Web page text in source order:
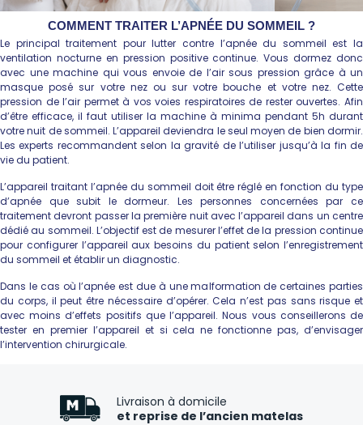
COMMENT TRAITER L’APNÉE DU SOMMEIL ?
Le principal traitement pour lutter contre l’apnée du sommeil est la
ventilation nocturne en pression positive continue. Vous dormez donc
avec une machine qui vous envoie de l’air sous pression grâce à un
masque posé sur votre nez ou sur votre bouche et votre nez. Cette
pression de l’air permet à vos voies respiratoires de rester ouvertes. Afin
d’être efficace, il faut utiliser la machine à minima pendant 5h durant
votre nuit de sommeil. L’appareil deviendra le seul moyen de bien dormir.
Les experts recommandent selon la gravité de l’utiliser jusqu’à la fin de
vie du patient.
L’appareil traitant l’apnée du sommeil doit être réglé en fonction du type
d’apnée que subit le dormeur. Les personnes concernées par ce
traitement devront passer la première nuit avec l’appareil dans un centre
dédié au sommeil. L’objectif est de mesurer l’effet de la pression continue
pour configurer l’appareil aux besoins du patient selon l’enregistrement
du sommeil et établir un diagnostic.
Dans le cas où l’apnée est due à une malformation de certaines parties
du corps, il peut être nécessaire d’opérer. Cela n’est pas sans risque et
avec moins d’effets positifs que l’appareil. Nous vous conseillerons de
tester en premier l’appareil et si cela ne fonctionne pas, d’envisager
l’intervention chirurgicale.
Livraison à domicile
et reprise de l’ancien matelas